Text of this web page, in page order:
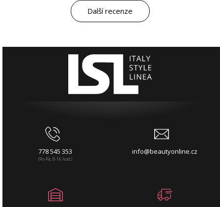
Další recenze
778 545 353
(Po-Pá, 8-16 hod.)
info@beautyonline.cz